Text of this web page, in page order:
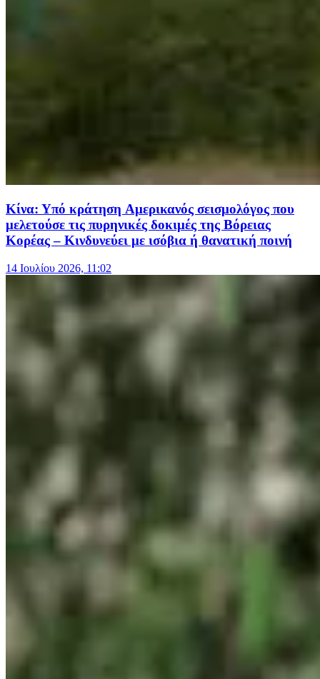
Κίνα: Υπό κράτηση Αμερικανός σεισμολόγος που
μελετούσε τις πυρηνικές δοκιμές της Βόρειας
Κορέας – Κινδυνεύει με ισόβια ή θανατική ποινή
14 Ιουλίου 2026, 11:02